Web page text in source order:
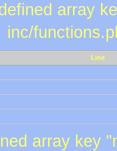
array
inc/
Line
array key